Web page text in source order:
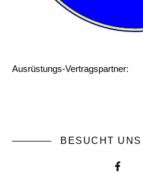
Ausrüstungs-Vertragspartner:
BESUCHT